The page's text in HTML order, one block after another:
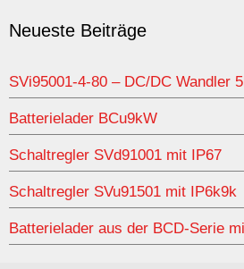
Neueste Beiträge
SVi95001-4-80 – DC/DC Wandler
Batterielader BCu9kW
Schaltregler SVd91001 mit IP67
Schaltregler SVu91501 mit IP6k9k
Batterielader aus der BCD-Serie